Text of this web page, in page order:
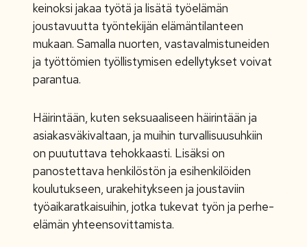
keinoksi jakaa työtä ja lisätä työelämän
joustavuutta työntekijän elämäntilanteen
mukaan. Samalla nuorten, vastavalmistuneiden
ja työttömien työllistymisen edellytykset voivat
parantua.
Häirintään, kuten seksuaaliseen häirintään ja
asiakasväkivaltaan, ja muihin turvallisuusuhkiin
on puututtava tehokkaasti. Lisäksi on
panostettava henkilöstön ja esihenkilöiden
koulutukseen, urakehitykseen ja joustaviin
työaikaratkaisuihin, jotka tukevat työn ja perhe-
elämän yhteensovittamista.